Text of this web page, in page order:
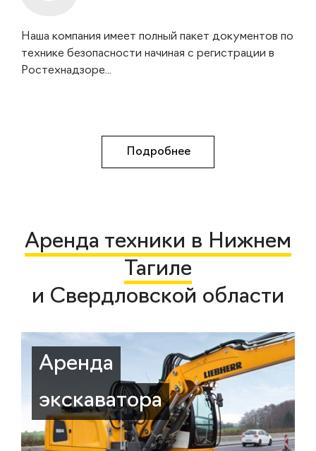
Наша компания имеет полный пакет документов по
технике безопасности начиная с регистрации в
Ростехнадзоре...
Подробнее
Аренда техники в Нижнем
Тагиле
и Свердловской области
Аренда
экскаватора